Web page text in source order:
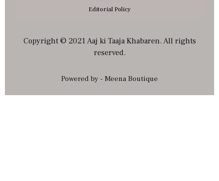
Editorial Policy
Copyright © 2021 Aaj ki Taaja Khabaren. All rights
reserved.
Powered by - Meena Boutique